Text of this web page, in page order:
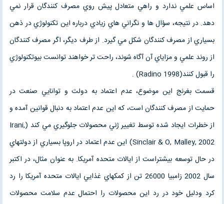
اساس علمي ندارد و راهي متعادل پيش روي مصرف كنندگان قرار نمي
دهد. در نتيجه، سؤال ها و نگراني هاي زيادي درباره اين تكنولوژي در ذهن
بسياري از مصرف كنندگان شكل مي گيرد. از طرف ديگر، اگر مصرف كنندگان
از روند علمي و مزاياي آن آگاه شوند، راحت تر خواهند توانست بيوتكنولوژي
را قبول كنند(Radino 1998) .
قسمت بغرنج اين موضوع، عدم اعتماد به دولت و توانايي صنعت در
حمايت از مصرف كنندگان است، كه اين عدم اعتماد به دنبال قوانين آمده و
از خطرات ايجاد شده توسط تغيير ژني محصولات جلوگيري مي كند (Irani,
Sinclair & O, Malley, 2002) اين عدم اعتماد در اروپا بسياري از دولتهاي
در حال توسعه بيشتراست از ايالات متحده آمريكا. به عنوان مثال، در اكتبر
سال 2002 زامبيا 26000 تن از كمكهاي غذايي ايالات متحده آمريكا را رد
كرد ودليل خود در رد اين محصولات را احتمال عدم سلامت محصولات